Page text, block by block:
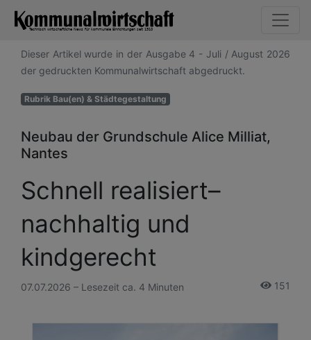
Dieser Artikel wurde in der Ausgabe 4 - Juli / August 2026
der gedruckten Kommunalwirtschaft abgedruckt.
Rubrik Bau(en) & Städtegestaltung
Neubau der Grundschule Alice Milliat,
Nantes
Schnell realisiert–
nachhaltig und
kindgerecht
07.07.2026 – Lesezeit ca. 4 Minuten 151